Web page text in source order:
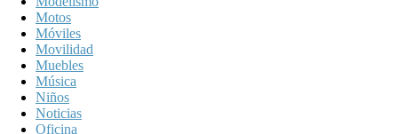
Motos
Móviles
Movilidad
Muebles
Música
Niños
Noticias
Oficina